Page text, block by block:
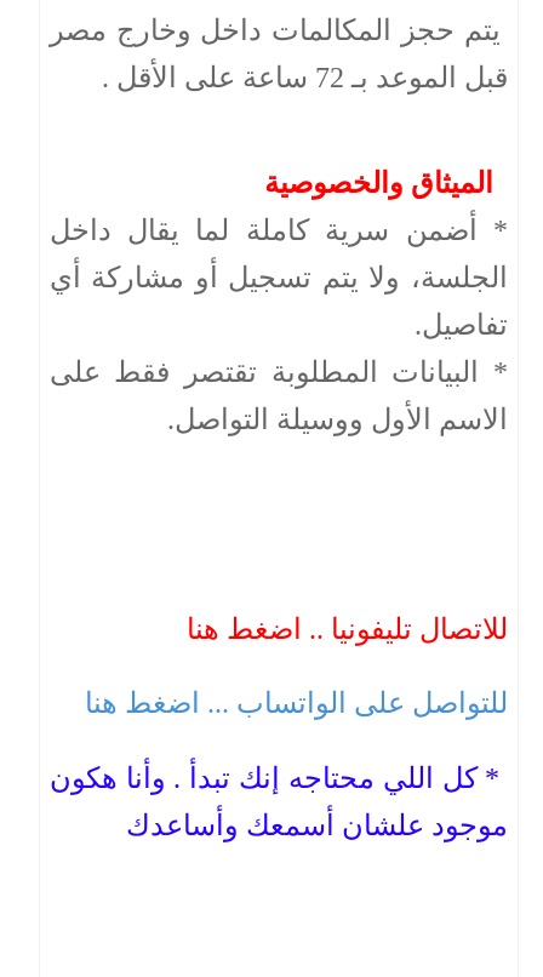
يتم حجز المكالمات داخل وخارج مصر
قبل الموعد بـ 72 ساعة على الأقل .
الميثاق والخصوصية
* أضمن سرية كاملة لما يقال داخل
الجلسة، ولا يتم تسجيل أو مشاركة أي
تفاصيل.
* البيانات المطلوبة تقتصر فقط على
الاسم الأول ووسيلة التواصل.
للاتصال تليفونيا .. اضغط هنا
للتواصل على الواتساب ... اضغط هنا
* كل اللي محتاجه إنك تبدأ . وأنا هكون
موجود علشان أسمعك وأساعدك